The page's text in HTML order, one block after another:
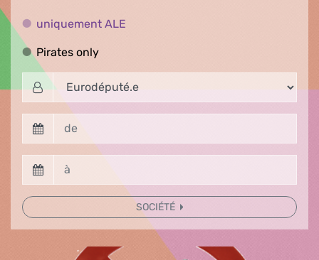
uniquement ALE
Pirates onlyPirates only
SOCIÉTÉ